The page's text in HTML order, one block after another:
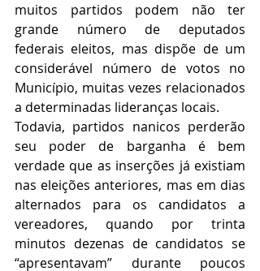
muitos partidos podem não ter
grande número de deputados
federais eleitos, mas dispõe de um
considerável número de votos no
Município, muitas vezes relacionados
a determinadas lideranças locais.
Todavia, partidos nanicos perderão
seu poder de barganha é bem
verdade que as inserções já existiam
nas eleições anteriores, mas em dias
alternados para os candidatos a
vereadores, quando por trinta
minutos dezenas de candidatos se
“apresentavam” durante poucos